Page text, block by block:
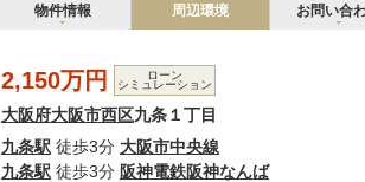
物件情報 周辺環境 お問い合
2,150万円 ローン
シミュレーション
大阪府大阪市西区九条１丁目
九条駅 徒歩3分 大阪市中央線
九条駅 徒歩3分 阪神電鉄阪神なんば